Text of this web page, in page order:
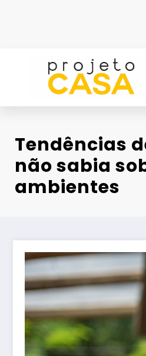
Tendências
não sabia
ambientes